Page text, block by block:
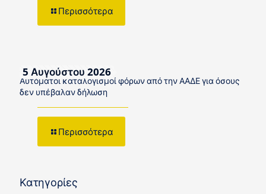
Περισσότερα
5 Αυγούστου 2026
Αυτόματοι καταλογισμοί φόρων από την ΑΑΔΕ για όσους
δεν υπέβαλαν δήλωση
Περισσότερα
Κατηγορίες